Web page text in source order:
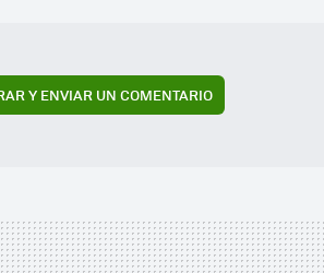
Y ENVIAR UN COMENTARIO